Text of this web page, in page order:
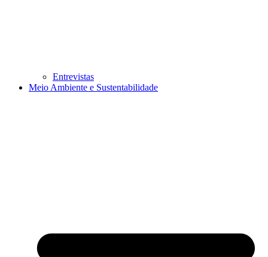
Entrevistas
Meio Ambiente e Sustentabilidade